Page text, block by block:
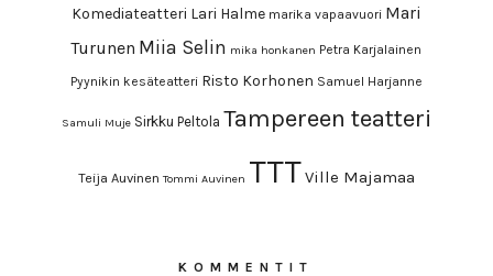
Komediateatteri Lari Halme marika vapaavuori Mari
Turunen Miia Selin mika honkanen Petra Karjalainen
Pyynikin kesäteatteri Risto Korhonen Samuel Harjanne
Samuli Muje Sirkku Peltola Tampereen teatteri
Teija Auvinen Tommi Auvinen TTTVille Majamaa
KOMMENTIT